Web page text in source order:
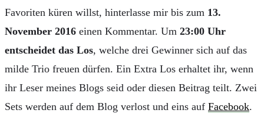
Favoriten küren willst, hinterlasse mir bis zum 13.
November 2016 einen Kommentar. Um 23:00 Uhr
entscheidet das Los, welche drei Gewinner sich auf das
milde Trio freuen dürfen. Ein Extra Los erhaltet ihr, wenn
ihr Leser meines Blogs seid oder diesen Beitrag teilt. Zwei
Sets werden auf dem Blog verlost und eins auf Facebook.